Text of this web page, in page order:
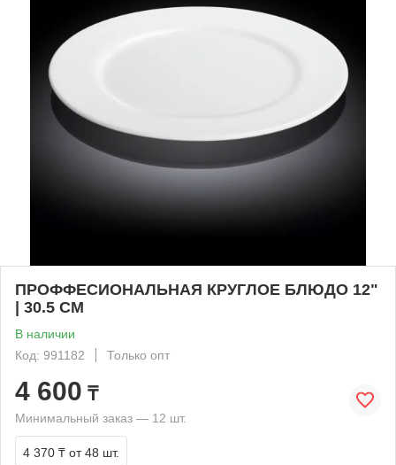
ПРОФФЕСИОНАЛЬНАЯ КРУГЛОЕ БЛЮДО 12"
| 30.5 CM
В наличии
Код: 991182
Только опт
4 600 ₸
Минимальный заказ — 12 шт.
4 370 ₸ от 48 шт.